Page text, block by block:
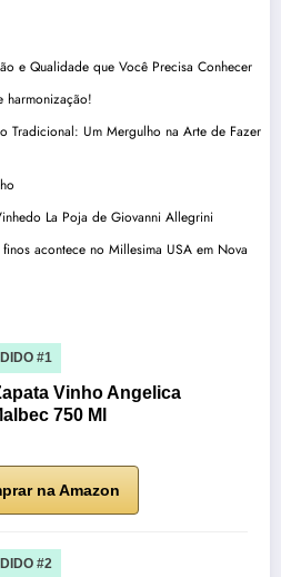
e Qualidade que Você Precisa Conhecer
harmonização!
Tradicional: Um Mergulho na Arte de Fazer
La Poja de Giovanni Allegrini
acontece no Millesima USA em Nova
#1
Vinho Angelica
750 Ml
na Amazon
#2